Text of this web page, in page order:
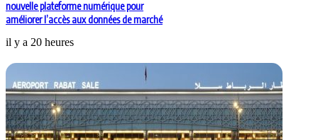
nouvelle plateforme numérique pour
améliorer l’accès aux données de marché
il y a 20 heures